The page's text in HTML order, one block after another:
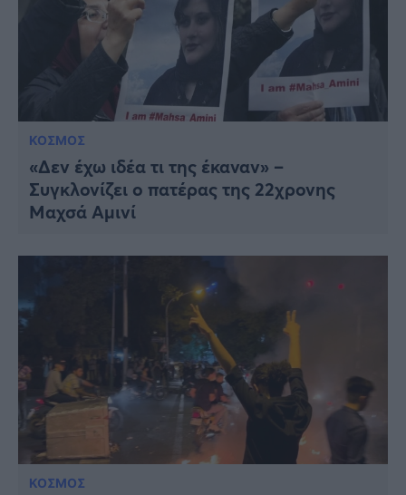
ΚΟΣΜΟΣ
«Δεν έχω ιδέα τι της έκαναν» –
Συγκλονίζει ο πατέρας της 22χρονης
Μαχσά Αμινί
ΚΟΣΜΟΣ